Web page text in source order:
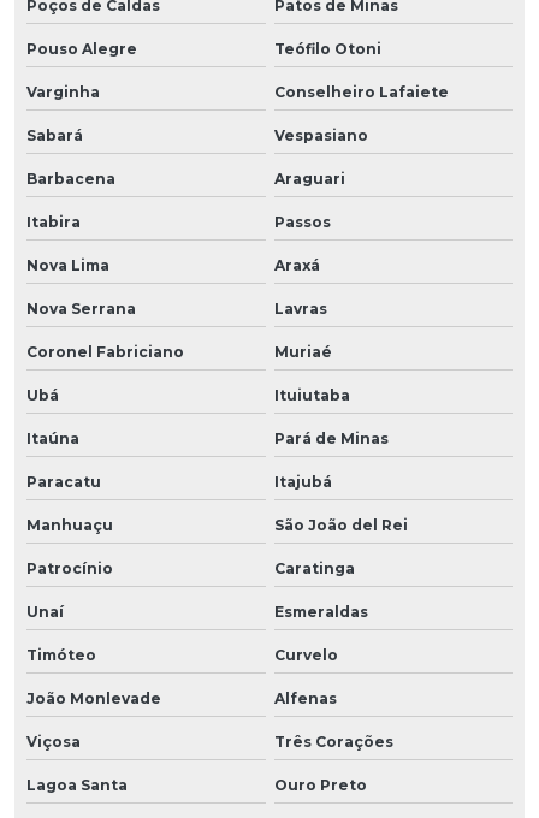
Poços de Caldas Patos de Minas
Pouso Alegre Teófilo Otoni
Varginha Conselheiro Lafaiete
Sabará Vespasiano
Barbacena Araguari
Itabira Passos
Nova Lima Araxá
Nova Serrana Lavras
Coronel Fabriciano Muriaé
Ubá Ituiutaba
Itaúna Pará de Minas
Paracatu Itajubá
Manhuaçu São João del Rei
Patrocínio Caratinga
Unaí Esmeraldas
Timóteo Curvelo
João Monlevade Alfenas
Viçosa Três Corações
Lagoa Santa Ouro Preto